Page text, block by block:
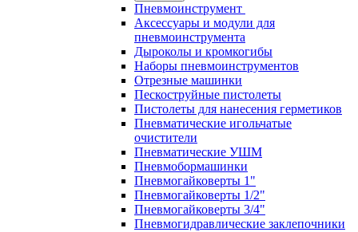
Пневмоинструмент
Аксессуары и модули для
пневмоинструмента
Дыроколы и кромкогибы
Наборы пневмоинструментов
Отрезные машинки
Пескоструйные пистолеты
Пистолеты для нанесения герметиков
Пневматические игольчатые
очистители
Пневматические УШМ
Пневмобормашинки
Пневмогайковерты 1"
Пневмогайковерты 1/2"
Пневмогайковерты 3/4"
Пневмогидравлические заклепочники